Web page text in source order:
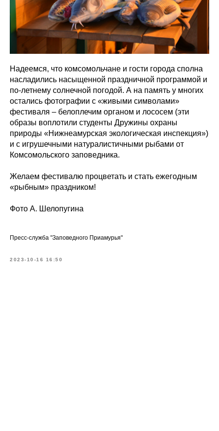
Надеемся, что комсомольчане и гости города сполна
насладились насыщенной праздничной программой и
по-летнему солнечной погодой. А на память у многих
остались фотографии с «живыми символами»
фестиваля – белоплечим органом и лососем (эти
образы воплотили студенты Дружины охраны
природы «Нижнеамурская экологическая инспекция»)
и с игрушечными натуралистичными рыбами от
Комсомольского заповедника.
Желаем фестивалю процветать и стать ежегодным
«рыбным» праздником!
Фото А. Шелопугина
Пресс-служба "Заповедного Приамурья"
2023-10-16 16:50